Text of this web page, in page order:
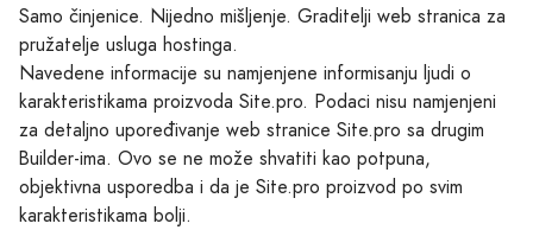
Samo činjenice. Nijedno mišljenje. Graditelji web stranica za
pružatelje usluga hostinga.
Navedene informacije su namjenjene informisanju ljudi o
karakteristikama proizvoda Site.pro. Podaci nisu namjenjeni
za detaljno upoređivanje web stranice Site.pro sa drugim
Builder-ima. Ovo se ne može shvatiti kao potpuna,
objektivna usporedba i da je Site.pro proizvod po svim
karakteristikama bolji.